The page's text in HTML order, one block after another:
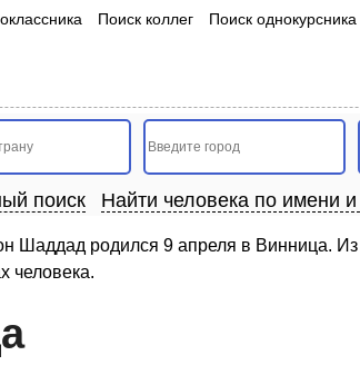
Поиск коллег Поиск однокурсника
поиск Найти человека по имени
родился 9 апреля в Винница. Из
человека.